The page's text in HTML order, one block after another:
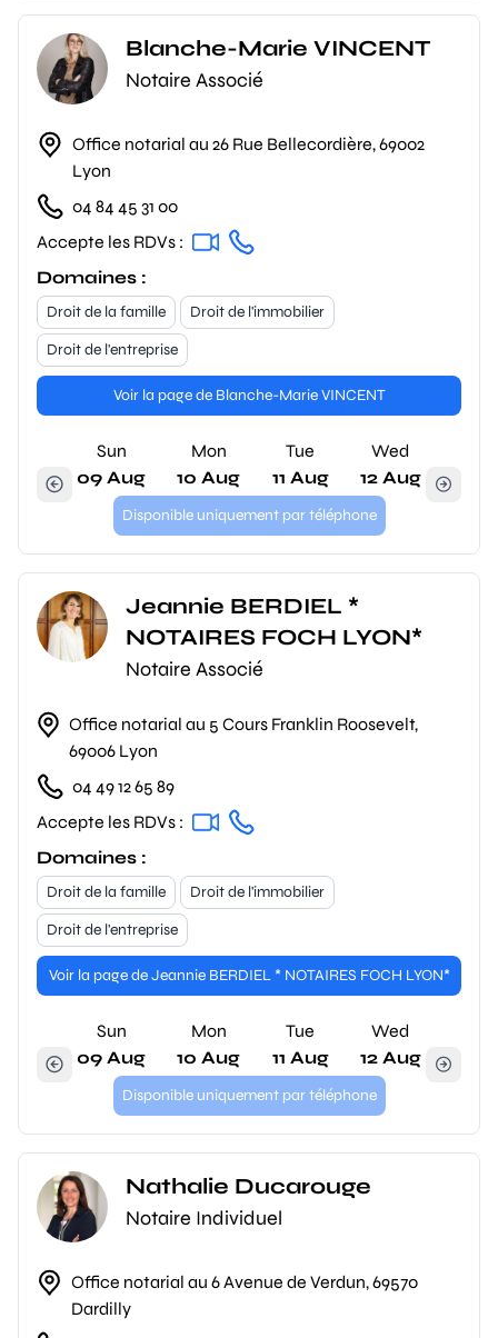
Blanche-Marie VINCENT
Notaire Associé
Office notarial au 26 Rue Bellecordière, 69002
Lyon
04 84 45 31 00
Accepte les RDVs :
Domaines :
Droit de la famille
Droit de l'immobilier
Droit de l'entreprise
Voir la page de Blanche-Marie VINCENT
Sun
09 Aug
Mon
10 Aug
Tue
11 Aug
Wed
12 Aug
Disponible uniquement par téléphone
Jeannie BERDIEL *
NOTAIRES FOCH LYON*
Notaire Associé
Office notarial au 5 Cours Franklin Roosevelt,
69006 Lyon
04 49 12 65 89
Accepte les RDVs :
Domaines :
Droit de la famille
Droit de l'immobilier
Droit de l'entreprise
Voir la page de Jeannie BERDIEL * NOTAIRES FOCH LYON*
Sun
09 Aug
Mon
10 Aug
Tue
11 Aug
Wed
12 Aug
Disponible uniquement par téléphone
Nathalie Ducarouge
Notaire Individuel
Office notarial au 6 Avenue de Verdun, 69570
Dardilly